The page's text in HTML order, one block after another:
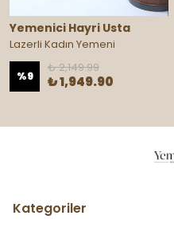
Yemenici Hayri Usta
Lazerli Kadın Yemeni
%9
₺ 2,149.99
₺ 1,949.90
Kategoriler